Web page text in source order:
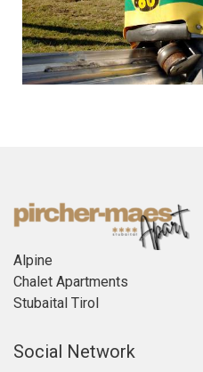
Alpine
Chalet Apartments
Stubaital Tirol
Social Network